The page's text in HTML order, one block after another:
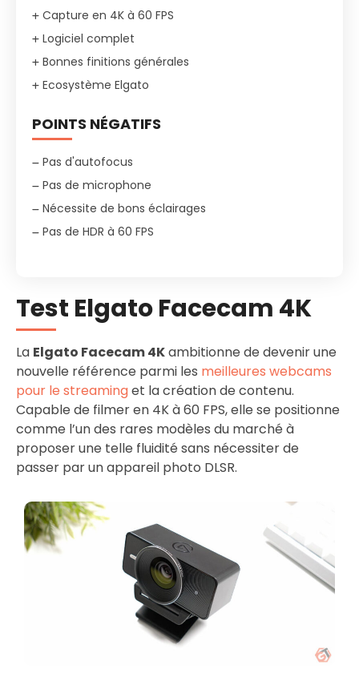
Capture en 4K à 60 FPS
Logiciel complet
Bonnes finitions générales
Ecosystème Elgato
POINTS NÉGATIFS
Pas d'autofocus
Pas de microphone
Nécessite de bons éclairages
Pas de HDR à 60 FPS
Test Elgato Facecam 4K
La Elgato Facecam 4Kambitionne de devenir une
nouvelle référence parmi les meilleures webcams
pour le streaminget la création de contenu.
Capable de filmer en 4K à 60 FPS, elle se positionne
comme l’un des rares modèles du marché à
proposer une telle fluidité sans nécessiter de
passer par un appareil photo DLSR.